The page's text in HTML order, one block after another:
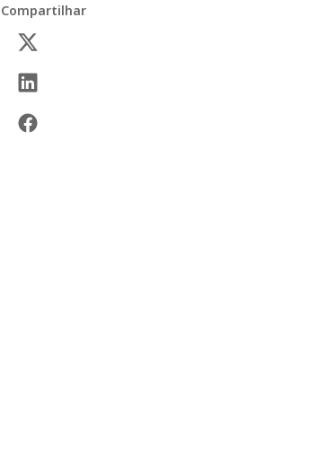
Compartilhar